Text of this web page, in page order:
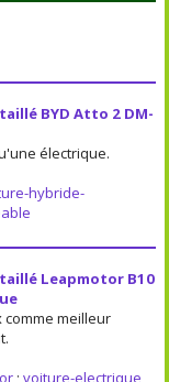
BYD Atto 2 DM-
électrique.
hybride-
Leapmotor B10
meilleur
; voiture-electrique